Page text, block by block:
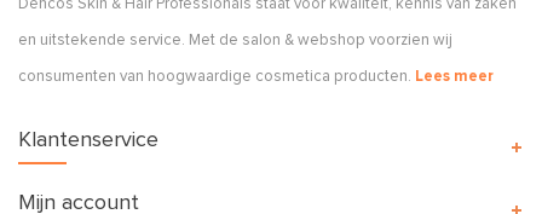
Dehcos Skin & Hair Professionals staat voor kwaliteit, kennis van zaken
en uitstekende service. Met de salon & webshop voorzien wij
consumenten van hoogwaardige cosmetica producten. Lees meer
Klantenservice
Mijn account